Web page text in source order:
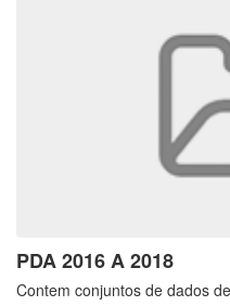
PDA 2016 A 2018
Contem conjuntos de dados